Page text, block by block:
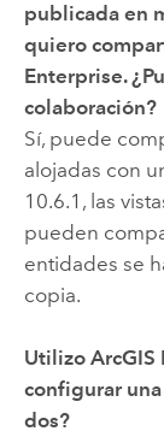
publicada en
quiero
Enterprise.
colaboración?
Sí, puede
alojadas con
10.6.1, las
pueden
entidades se
copia.
Utilizo ArcGIS
configurar
dos?